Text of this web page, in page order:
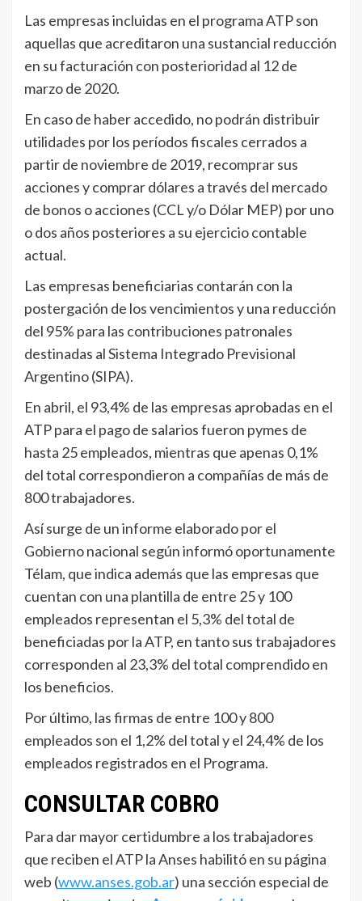
Las empresas incluidas en el programa ATP son
aquellas que acreditaron una sustancial reducción
en su facturación con posterioridad al 12 de
marzo de 2020.
En caso de haber accedido, no podrán distribuir
utilidades por los períodos fiscales cerrados a
partir de noviembre de 2019, recomprar sus
acciones y comprar dólares a través del mercado
de bonos o acciones (CCL y/o Dólar MEP) por uno
o dos años posteriores a su ejercicio contable
actual.
Las empresas beneficiarias contarán con la
postergación de los vencimientos y una reducción
del 95% para las contribuciones patronales
destinadas al Sistema Integrado Previsional
Argentino (SIPA).
En abril, el 93,4% de las empresas aprobadas en el
ATP para el pago de salarios fueron pymes de
hasta 25 empleados, mientras que apenas 0,1%
del total correspondieron a compañías de más de
800 trabajadores.
Así surge de un informe elaborado por el
Gobierno nacional según informó oportunamente
Télam, que indica además que las empresas que
cuentan con una plantilla de entre 25 y 100
empleados representan el 5,3% del total de
beneficiadas por la ATP, en tanto sus trabajadores
corresponden al 23,3% del total comprendido en
los beneficios.
Por último, las firmas de entre 100 y 800
empleados son el 1,2% del total y el 24,4% de los
empleados registrados en el Programa.
CONSULTAR COBRO
Para dar mayor certidumbre a los trabajadores
que reciben el ATP la Anses habilitó en su página
web (www.anses.gob.ar) una sección especial de